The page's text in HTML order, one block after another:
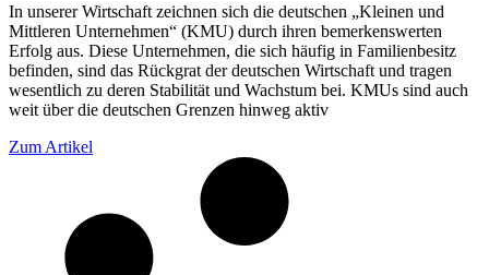
In unserer Wirtschaft zeichnen sich die deutschen „Kleinen und
Mittleren Unternehmen“ (KMU) durch ihren bemerkenswerten
Erfolg aus. Diese Unternehmen, die sich häufig in Familienbesitz
befinden, sind das Rückgrat der deutschen Wirtschaft und tragen
wesentlich zu deren Stabilität und Wachstum bei. KMUs sind auch
weit über die deutschen Grenzen hinweg aktiv
Zum Artikel